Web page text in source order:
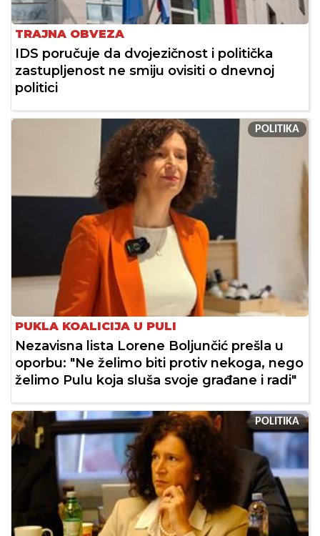
TRAJNA OBVEZA
IDS poručuje da dvojezičnost i politička
zastupljenost ne smiju ovisiti o dnevnoj
politici
POLITIKA
PUKLA KOALICIJA U PULI
Nezavisna lista Lorene Boljunčić prešla u
oporbu: "Ne želimo biti protiv nekoga, nego
želimo Pulu koja sluša svoje građane i radi"
POLITIKA